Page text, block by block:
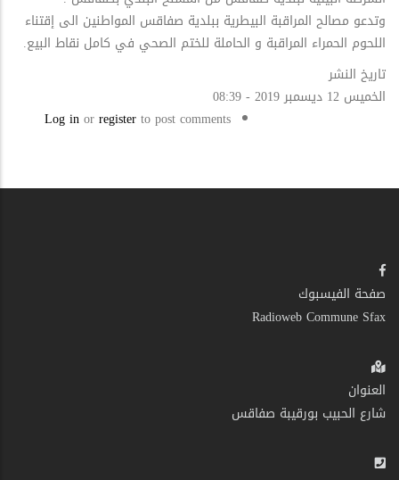
وتدعو مصالح المراقبة البيطرية ببلدية صفاقس المواطنين الى إقتناء
اللحوم الحمراء المراقبة و الحاملة للختم الصحي في كامل نقاط البيع.
تاريخ النشر
الخميس 12 ديسمبر 2019 - 08:39
Log inorregisterto post comments
صفحة الفيسبوك
Radioweb Commune Sfax
العنوان
شارع الحبيب بورقيبة صفاقس